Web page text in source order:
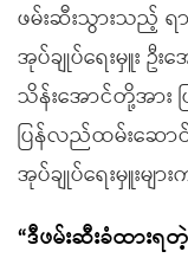
ဖမ်းဆီးသွားသည့် ရာ
အုပ်ချုပ်ရေးမှူး ဦး
သိန်းအောင်တို့အား
ပြန်လည်ထမ်းဆ
အုပ်ချုပ်ရေးမှူးမျာ
“ဒီဖမ်းဆီးခံထားရ